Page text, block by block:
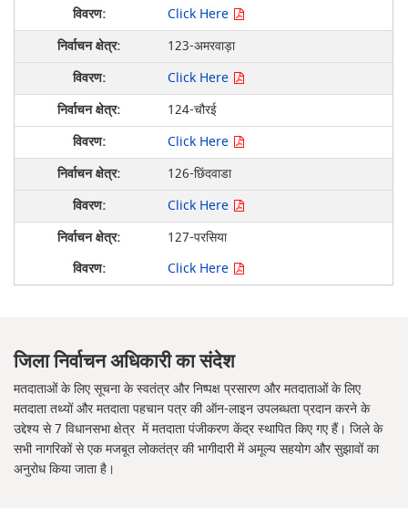
Click Here
123-अमरवाड़ा
Click Here
124-चौरई
Click Here
126-छिंदवाडा
Click Here
127-परसिया
Click Here
जिला निर्वाचन अधिकारी का संदेश
मतदाताओं के लिए सूचना के स्वतंत्र और निष्पक्ष प्रसारण और मतदाताओं के लिए
मतदाता तथ्यों और मतदाता पहचान पत्र की ऑन-लाइन उपलब्धता प्रदान करने के
उद्देश्य से 7 विधानसभा क्षेत्र में मतदाता पंजीकरण केंद्र स्थापित किए गए हैं। जिले के
सभी नागरिकों से एक मजबूत लोकतंत्र की भागीदारी में अमूल्य सहयोग और सुझावों का
अनुरोध किया जाता है।